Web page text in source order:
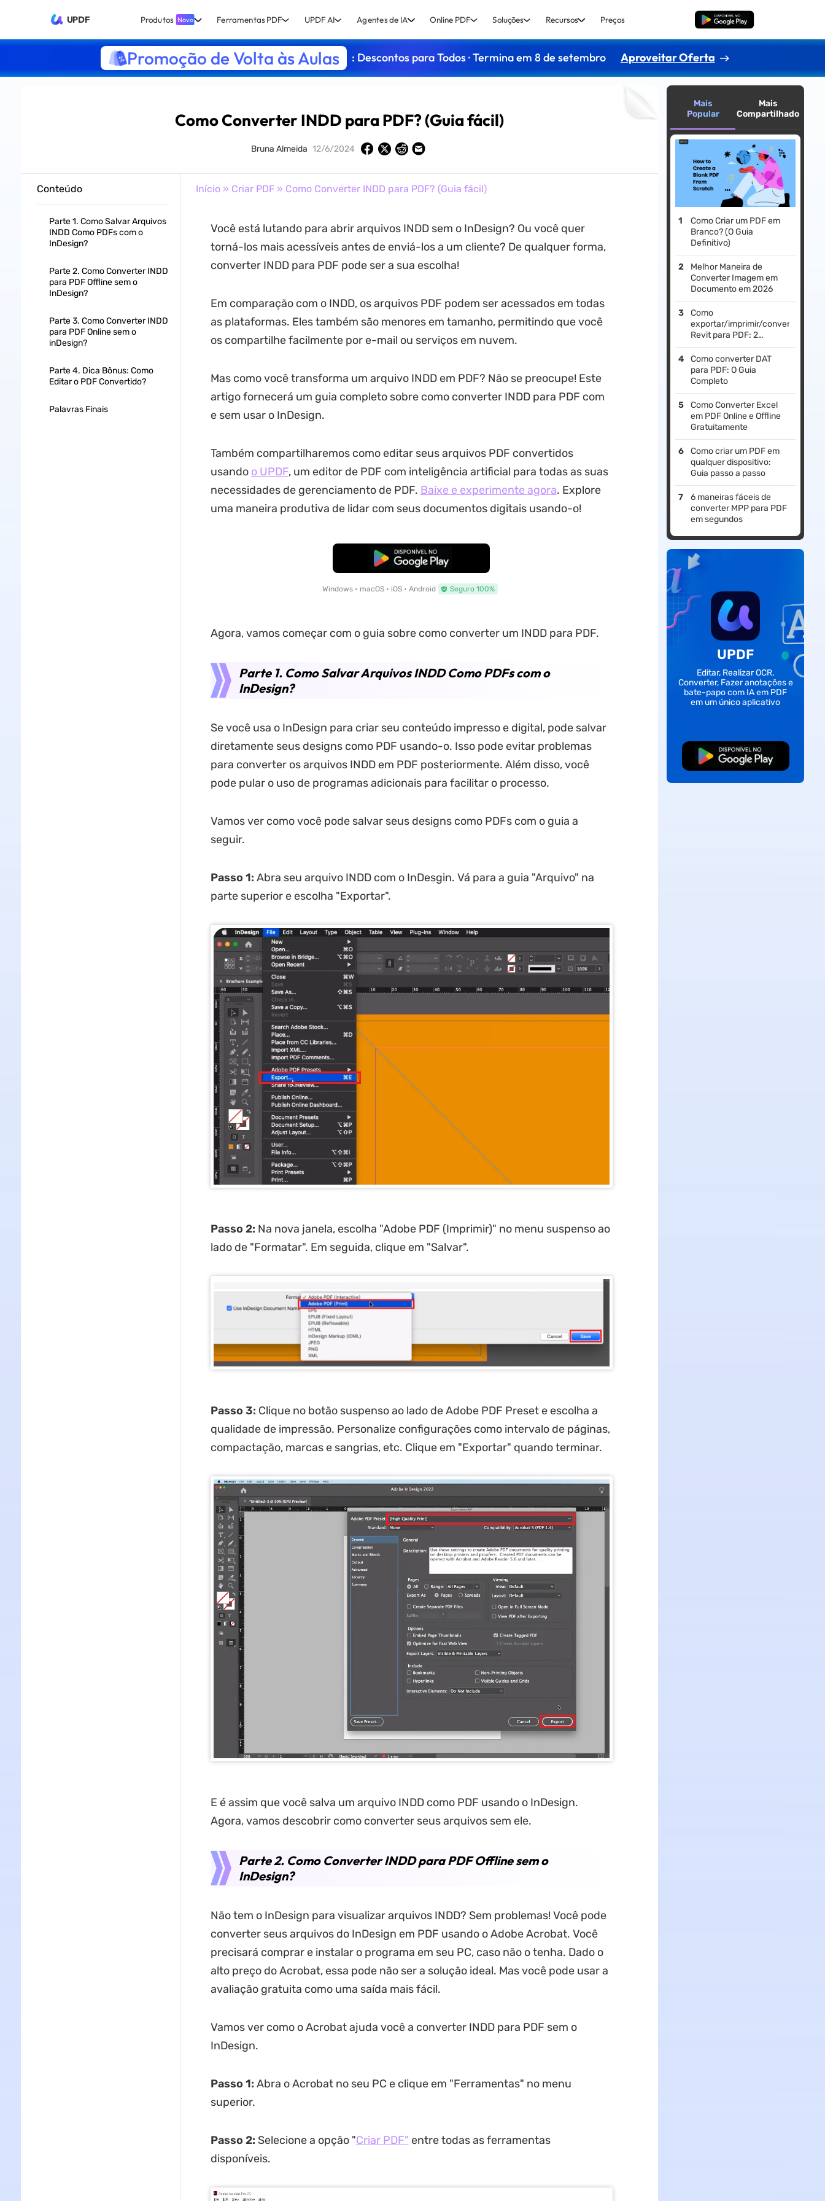
UPDF Produtos Novo Ferramentas PDF UPDF AI Agentes de IA Online PDF Soluções Recursos Preços Baixar Grátis
Promoção de Volta às Aulas : Descontos para Todos · Termina em 8 de setembro Aproveitar Oferta
Como Converter INDD para PDF? (Guia fácil)
Bruna Almeida 12/6/2024
Conteúdo
Parte 1. Como Salvar Arquivos
INDD Como PDFs com o
InDesign?
Parte 2. Como Converter INDD
para PDF Offline sem o
InDesign?
Parte 3. Como Converter INDD
para PDF Online sem o
inDesign?
Parte 4. Dica Bônus: Como
Editar o PDF Convertido?
Palavras Finais
Início» Criar PDF» Como Converter INDD para PDF? (Guia fácil)
Você está lutando para abrir arquivos INDD sem o InDesign? Ou você quer
torná-los mais acessíveis antes de enviá-los a um cliente? De qualquer forma,
converter INDD para PDF pode ser a sua escolha!
Em comparação com o INDD, os arquivos PDF podem ser acessados em todas
as plataformas. Eles também são menores em tamanho, permitindo que você
os compartilhe facilmente por e-mail ou serviços em nuvem.
Mas como você transforma um arquivo INDD em PDF? Não se preocupe! Este
artigo fornecerá um guia completo sobre como converter INDD para PDF com
e sem usar o InDesign.
Também compartilharemos como editar seus arquivos PDF convertidos
usando o UPDF, um editor de PDF com inteligência artificial para todas as suas
necessidades de gerenciamento de PDF. Baixe e experimente agora. Explore
uma maneira produtiva de lidar com seus documentos digitais usando-o!
Baixar Grátis
Windows • macOS • iOS • Android Seguro 100%
Agora, vamos começar com o guia sobre como converter um INDD para PDF.
Parte 1. Como Salvar Arquivos INDD Como PDFs com o
InDesign?
Se você usa o InDesign para criar seu conteúdo impresso e digital, pode salvar
diretamente seus designs como PDF usando-o. Isso pode evitar problemas
para converter os arquivos INDD em PDF posteriormente. Além disso, você
pode pular o uso de programas adicionais para facilitar o processo.
Vamos ver como você pode salvar seus designs como PDFs com o guia a
seguir.
Passo 1: Abra seu arquivo INDD com o InDesgin. Vá para a guia "Arquivo" na
parte superior e escolha "Exportar".
Passo 2: Na nova janela, escolha "Adobe PDF (Imprimir)" no menu suspenso ao
lado de "Formatar". Em seguida, clique em "Salvar".
Passo 3: Clique no botão suspenso ao lado de Adobe PDF Preset e escolha a
qualidade de impressão. Personalize configurações como intervalo de páginas,
compactação, marcas e sangrias, etc. Clique em "Exportar" quando terminar.
E é assim que você salva um arquivo INDD como PDF usando o InDesign.
Agora, vamos descobrir como converter seus arquivos sem ele.
Parte 2. Como Converter INDD para PDF Offline sem o
InDesign?
Não tem o InDesign para visualizar arquivos INDD? Sem problemas! Você pode
converter seus arquivos do InDesign em PDF usando o Adobe Acrobat. Você
precisará comprar e instalar o programa em seu PC, caso não o tenha. Dado o
alto preço do Acrobat, essa pode não ser a solução ideal. Mas você pode usar a
avaliação gratuita como uma saída mais fácil.
Vamos ver como o Acrobat ajuda você a converter INDD para PDF sem o
InDesign.
Passo 1: Abra o Acrobat no seu PC e clique em "Ferramentas" no menu
superior.
Passo 2: Selecione a opção "Criar PDF" entre todas as ferramentas
disponíveis.
Mais
Popular
Mais
Compartilhado
Como Criar um PDF em
Branco? (O Guia
Definitivo)
Melhor Maneira de
Converter Imagem em
Documento em 2026
Como
exportar/imprimir/converter
Revit para PDF: 2
melhores maneiras
Como converter DAT
para PDF: O Guia
Completo
Como Converter Excel
em PDF Online e Offline
Gratuitamente
Como criar um PDF em
qualquer dispositivo:
Guia passo a passo
6 maneiras fáceis de
converter MPP para PDF
em segundos
UPDF
Editar, Realizar OCR,
Converter, Fazer anotações e
bate-papo com IA em PDF
em um único aplicativo
Baixar Grátis